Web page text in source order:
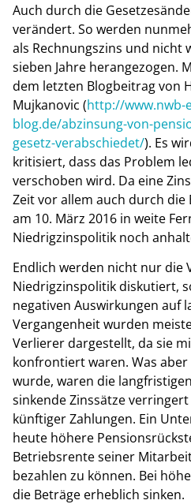
Auch durch die
verändert. So werden
als Rechnungszins und nicht
sieben Jahre herangezogen.
dem letzten Blogbeitrag von
Mujkanovic (http://www.nwb-
blog.de/abzinsung-von-
gesetz-verabschiedet/). Es
kritisiert, dass das Problem
verschoben wird. Da eine
Zeit vor allem auch durch die
am 10. März 2016 in weite
Niedrigzinspolitik noch
Endlich werden nicht nur die
Niedrigzinspolitik diskutiert,
negativen Auswirkungen auf
Vergangenheit wurden
Verlierer dargestellt, da sie
konfrontiert waren. Was
wurde, waren die
sinkende Zinssätze
künftiger Zahlungen. Ein
heute höhere
Betriebsrente seiner
bezahlen zu können. Bei
die Beträge erheblich sinken.